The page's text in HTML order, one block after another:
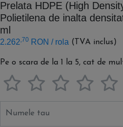
Prelata HDPE (High
Polietilena de inalta
ml
2.262 ,70 RON / rola (TVA inclus)
Pe o scara de la 1 la 5, cat de
Numele tau